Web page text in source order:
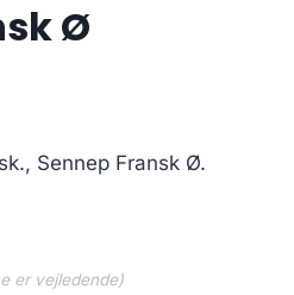
Ø
Sennep Fransk Ø.
er vejledende)